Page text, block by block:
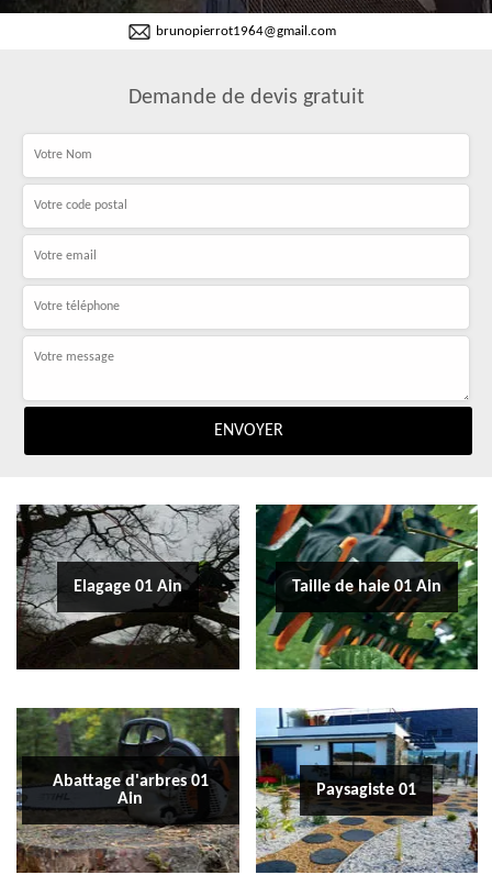
brunopierrot1964@gmail.com
Demande de devis gratuit
Elagage 01 Ain Taille de haie 01 Ain
Abattage d'arbres 01
Ain
Paysagiste 01